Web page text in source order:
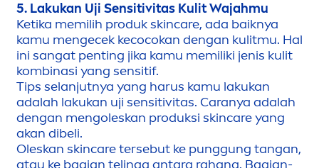
5. Lakukan Uji Sensitivitas Kulit Wajahmu
Ketika memilih produkskincare, ada baiknya
kamu mengecek kecocokan dengan kulitmu. Hal
ini sangat penting jika kamu memiliki jenis kulit
kombinasi yang sensitif.
Tips selanjutnya yang harus kamu lakukan
adalah lakukan uji sensitivitas. Caranya adalah
dengan mengoleskan produksi skincareyang
akan dibeli.
Oleskan skincaretersebut ke punggung tangan,
atau ke bagian telinga antara rahang. Bagian-